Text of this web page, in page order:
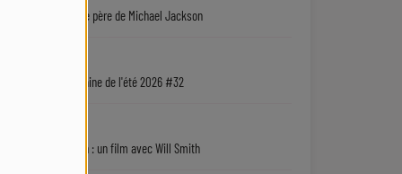
Une série sur le père de Michael Jackson
La playlist urbaine de l'été 2026 #32
Jaafar Jackson : un film avec Will Smith